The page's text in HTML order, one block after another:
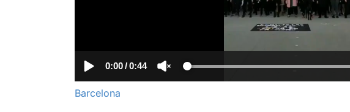
0:00/0:44
Barcelona